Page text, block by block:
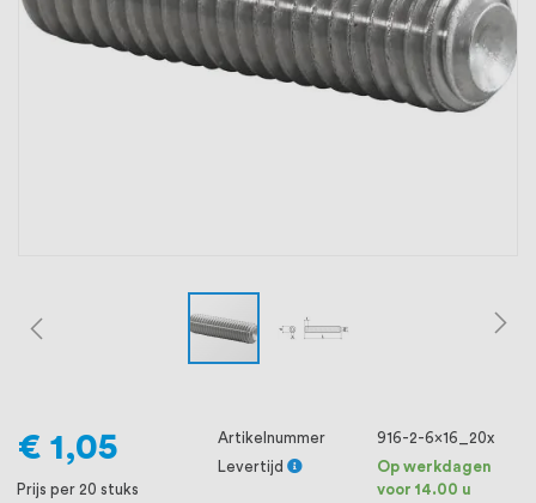
ons voorop, want we geloven dat een
goede relatie met onze klanten het
€ 1,05
Prijs per 20 stuks
Artikelnummer
916-2-6x16_20x
Levertijd
Op werkdagen
voor 14.00 u